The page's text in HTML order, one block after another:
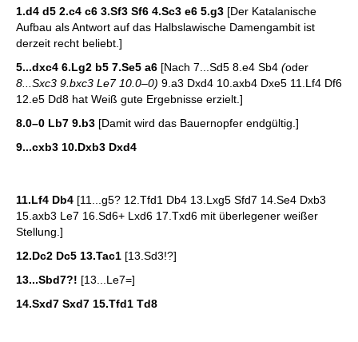
1.d4 d5 2.c4 c6 3.Sf3 Sf6 4.Sc3 e6 5.g3 [Der Katalanische
Aufbau als Antwort auf das Halbslawische Damengambit ist
derzeit recht beliebt.]
5...dxc4 6.Lg2 b5 7.Se5 a6 [Nach 7...Sd5 8.e4 Sb4 (oder
8...Sxc3 9.bxc3 Le7 10.0–0) 9.a3 Dxd4 10.axb4 Dxe5 11.Lf4 Df6
12.e5 Dd8 hat Weiß gute Ergebnisse erzielt.]
8.0–0 Lb7 9.b3 [Damit wird das Bauernopfer endgültig.]
9...cxb3 10.Dxb3 Dxd4
11.Lf4 Db4 [11...g5? 12.Tfd1 Db4 13.Lxg5 Sfd7 14.Se4 Dxb3
15.axb3 Le7 16.Sd6+ Lxd6 17.Txd6 mit überlegener weißer
Stellung.]
12.Dc2 Dc5 13.Tac1 [13.Sd3!?]
13...Sbd7?! [13...Le7=]
14.Sxd7 Sxd7 15.Tfd1 Td8